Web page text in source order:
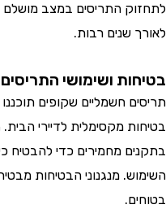
התריסים במצב מושלם
שנים רבות.
ושימושי התריסים
חשמליים שקופים תוכננו כך
מקסימלית לדיירי הבית.
מחמירים כדי להבטיח כי לא
מנגנוני הבטיחות מבטיחים